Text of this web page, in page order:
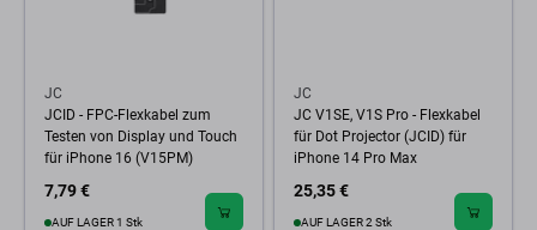
JC
JCID - FPC-Flexkabel zum
Testen von Display und Touch
für iPhone 16 (V15PM)
7,79 €
AUF LAGER 1 Stk
JC
JC V1SE, V1S Pro - Flexkabel
für Dot Projector (JCID) für
iPhone 14 Pro Max
25,35 €
AUF LAGER 2 Stk